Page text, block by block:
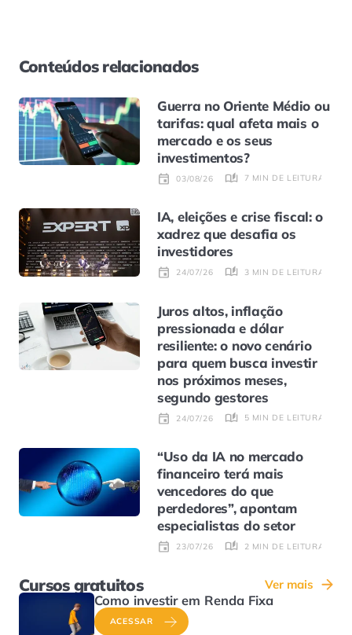
Conteúdos relacionados
Guerra no Oriente Médio ou
tarifas: qual afeta mais o
mercado e os seus
investimentos?
03/08/26 7 MIN DE LEITURA
IA, eleições e crise fiscal: o
xadrez que desafia os
investidores
24/07/26 3 MIN DE LEITURA
Juros altos, inflação
pressionada e dólar
resiliente: o novo cenário
para quem busca investir
nos próximos meses,
segundo gestores
24/07/26 5 MIN DE LEITURA
“Uso da IA no mercado
financeiro terá mais
vencedores do que
perdedores”, apontam
especialistas do setor
23/07/26 2 MIN DE LEITURA
Cursos gratuitos Ver mais
Como investir em Renda Fixa
ACESSAR